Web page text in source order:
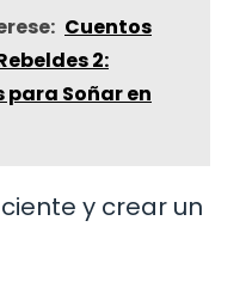
Cuentos
2:
Soñar en
y crear un